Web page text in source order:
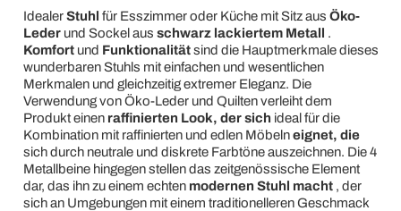
IdealerStuhl für Esszimmer oder Küche mit Sitz aus Öko-
Leder und Sockel aus schwarz lackiertem Metall .
Komfortund Funktionalitätsind die Hauptmerkmale dieses
wunderbaren Stuhls mit einfachen und wesentlichen
Merkmalen und gleichzeitig extremer Eleganz. Die
Verwendung von Öko-Leder und Quilten verleiht dem
Produkt einen raffinierten Look, der sich ideal für die
Kombination mit raffinierten und edlen Möbelneignet, die
sich durch neutrale und diskrete Farbtöne auszeichnen. Die 4
Metallbeine hingegen stellen das zeitgenössische Element
dar, das ihn zu einem echten modernen Stuhl macht, der
sich an Umgebungen mit einem traditionelleren Geschmack